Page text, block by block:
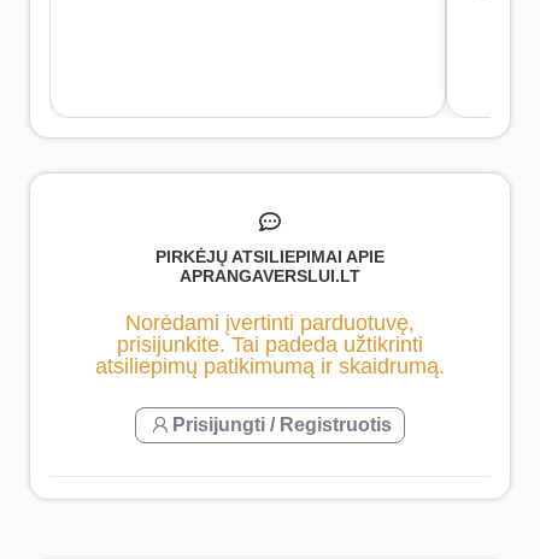
PIRKĖJŲ ATSILIEPIMAI APIE
APRANGAVERSLUI.LT
Norėdami įvertinti parduotuvę,
prisijunkite. Tai padeda užtikrinti
atsiliepimų patikimumą ir skaidrumą.
Prisijungti / Registruotis